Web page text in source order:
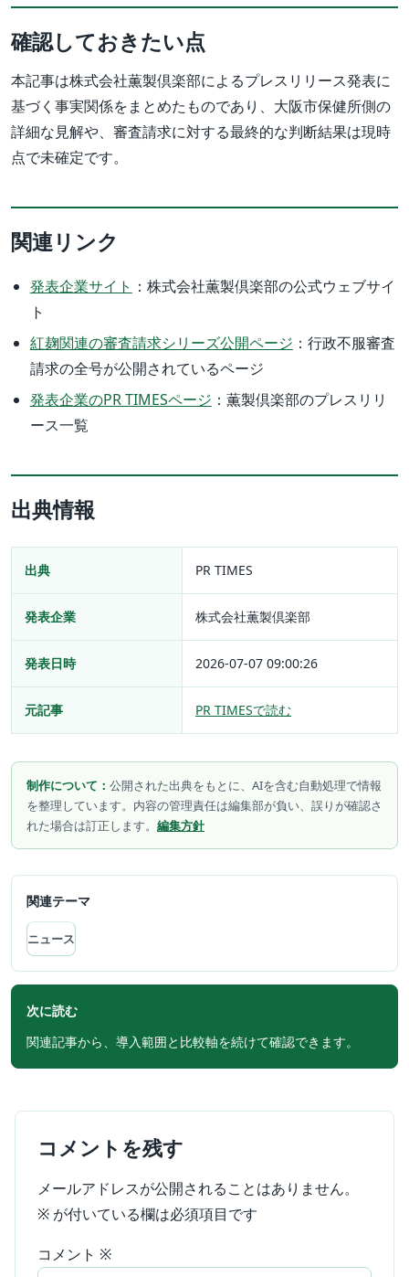
確認しておきたい点
本記事は株式会社薫製倶楽部によるプレスリリース発表に
基づく事実関係をまとめたものであり、大阪市保健所側の
詳細な見解や、審査請求に対する最終的な判断結果は現時
点で未確定です。
関連リンク
発表企業サイト ：株式会社薫製倶楽部の公式ウェブサイ
ト
紅麹関連の審査請求シリーズ公開ページ ：行政不服審査
請求の全号が公開されているページ
発表企業のPR TIMESページ ：薫製倶楽部のプレスリリ
ース一覧
出典情報
出典 PR TIMES
発表企業 株式会社薫製倶楽部
発表日時 2026-07-07 09:00:26
元記事 PR TIMESで読む
制作について： 公開された出典をもとに、AIを含む自動処理で情報
を整理しています。内容の管理責任は編集部が負い、誤りが確認さ
れた場合は訂正します。 編集方針
関連テーマ
ニュース
次に読む
関連記事から、導入範囲と比較軸を続けて確認できます。
コメントを残す
メールアドレスが公開されることはありません。
※ が付いている欄は必須項目です
コメント ※